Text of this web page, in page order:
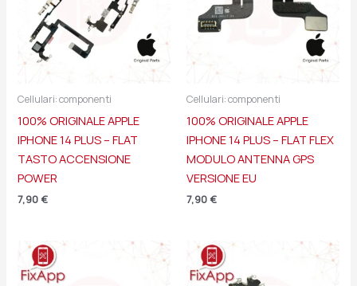
Cellulari: componenti
100% ORIGINALE APPLE
IPHONE 14 PLUS – FLAT
TASTO ACCENSIONE
POWER
7,90 €
Cellulari: componenti
100% ORIGINALE APPLE
IPHONE 14 PLUS – FLAT FLEX
MODULO ANTENNA GPS
VERSIONE EU
7,90 €